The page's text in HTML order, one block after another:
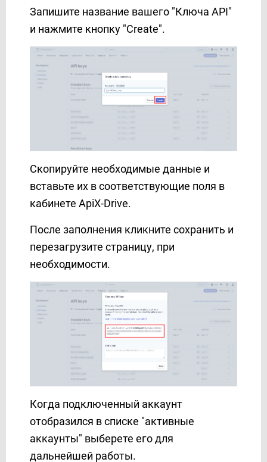
SkySMS
Smartsheet
SMS-SMS
SMS.to
SMSAPI
SMSGlobal
SprintSMS
Squarespace
Stripe
SvitSMS
Telesign
TheTexting
TidyCal
TikTok
Todoist
Trello
Запишите название вашего "Ключа API"
и нажмите кнопку "Create".
Скопируйте необходимые данные и
вставьте их в соответствующие поля в
кабинете ApiX-Drive.
После заполнения кликните сохранить и
перезагрузите страницу, при
необходимости.
Когда подключенный аккаунт
отобразился в списке "активные
аккаунты" выберете его для
дальнейшей работы.